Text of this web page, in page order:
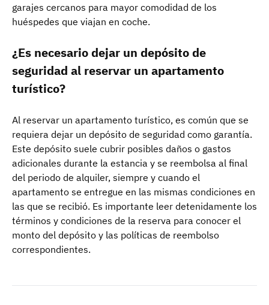
garajes cercanos para mayor comodidad de los
huéspedes que viajan en coche.
¿Es necesario dejar un depósito de
seguridad al reservar un apartamento
turístico?
Al reservar un apartamento turístico, es común que se
requiera dejar un depósito de seguridad como garantía.
Este depósito suele cubrir posibles daños o gastos
adicionales durante la estancia y se reembolsa al final
del periodo de alquiler, siempre y cuando el
apartamento se entregue en las mismas condiciones en
las que se recibió. Es importante leer detenidamente los
términos y condiciones de la reserva para conocer el
monto del depósito y las políticas de reembolso
correspondientes.